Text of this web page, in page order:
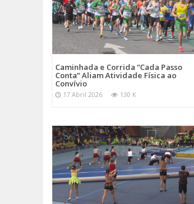
Caminhada e Corrida “Cada Passo
Conta” Aliam Atividade Física ao
Convívio
17 Abril 2026 130 K